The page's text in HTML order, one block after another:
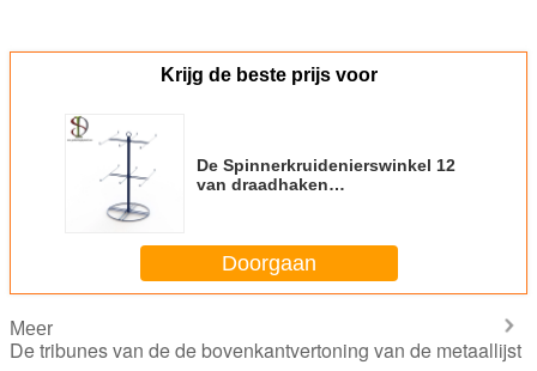
Krijg de beste prijs voor
De Spinnerkruidenierswinkel 12
van draadhaken
Doorgaan
Meer
De tribunes van de de bovenkantvertoning van de metaallijst